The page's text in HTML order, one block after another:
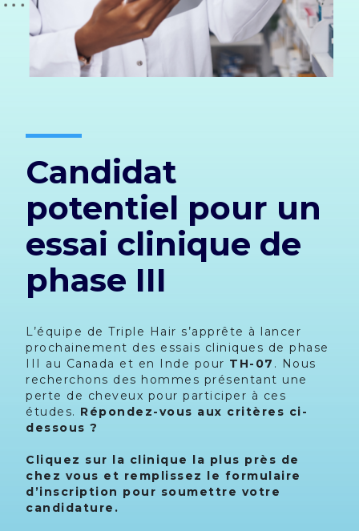
Candidat
potentiel pour un
essai clinique de
phase III
L’équipe de Triple Hair s’apprête à lancer
prochainement des essais cliniques de phase
III au Canada et en Inde pour TH-07 . Nous
recherchons des hommes présentant une
perte de cheveux pour participer à ces
études. Répondez-vous aux critères ci-
dessous ?
Cliquez sur la clinique la plus près de
chez vous et remplissez le formulaire
d’inscription pour soumettre votre
candidature.